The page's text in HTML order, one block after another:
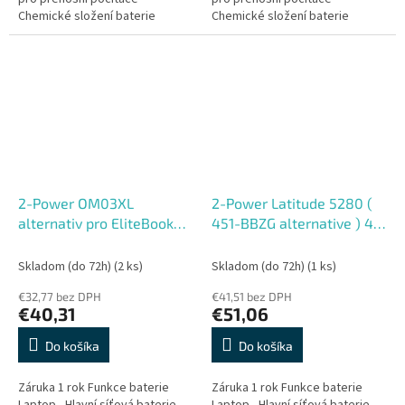
Chemické složení baterie
Lithiový polymer , Lehká nabíjecí
Chemické složení baterie
Lithium ion , Vysoce výkonný
2-Power OM03XL
alternativ pro EliteBook
Battery Pack 11.55V
Skladom (do 72h) (2 ks)
€32,77 bez DPH
€40,31
Do košíka
Záruka 1 rok Funkce baterie
2-Power Latitude 5280 (
451-BBZG alternative ) 4 ?
Laptopu 7,6V 8500mAh
Skladom (do 72h) (1 ks)
€41,51 bez DPH
€51,06
Do košíka
Záruka 1 rok Funkce baterie